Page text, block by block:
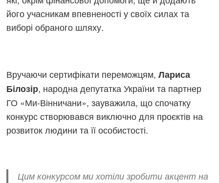
його учасникам впевненості у своїх силах та
виборі обраного шляху.
Вручаючи сертифікати переможцям,Лариса
Білозір, народна депутатка України та партнер
ГО «Ми-Вінничани», зауважила, що спочатку
конкурс створювався виключно для проєктів на
розвиток людини та її особистості.
Цим конкурсом ми хотіли зробити акцент на